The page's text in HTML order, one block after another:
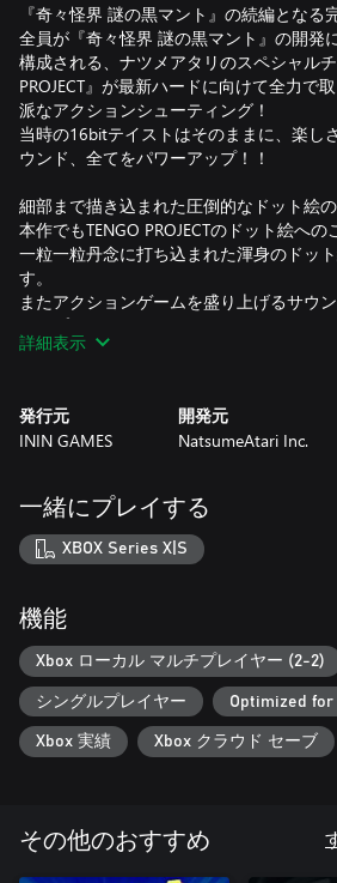
『奇々怪界 謎の黒マント』の続編となる
全員が『奇々怪界 謎の黒マント』の開発
構成される、ナツメアタリのスペシャル
PROJECT』が最新ハードに向けて全力で
派なアクションシューティング！
当時の16bitテイストはそのままに、楽し
ウンド、全てをパワーアップ！！
細部まで描き込まれた圧倒的なドット絵
本作でもTENGO PROJECTのドット絵への
一粒一粒丹念に打ち込まれた渾身のドッ
す。
またアクションゲームを盛り上げるサウ
アップ！！
BGM/SEとも1992年「奇々怪界 謎の黒マ
あさりよしとお氏新規描き下ろしのイラス
ケージ・ビジュアルとキャラクター・イ
発表時、かつてのファンから大きな支持
た！
©2022-2023 NatsumeAtari Inc./Natsume
詳細表示
発行元
ININ GAMES
開発元
NatsumeAtari Inc.
一緒にプレイする
XBOX Series X|S
機能
Xbox ローカル マルチプレイヤー (2-2)
シングルプレイヤー Optimized for
Xbox 実績 Xbox クラウド セーブ
その他のおすすめ